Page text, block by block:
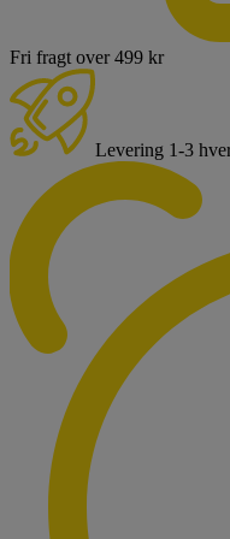
Fri fragt over 499 kr
Levering 1-3